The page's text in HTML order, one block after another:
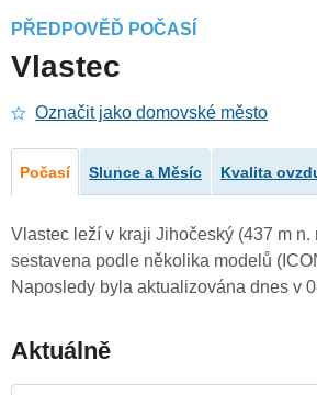
PŘEDPOVĚĎ POČASÍ
Vlastec
Označit jako domovské město
Počasí Slunce a Měsíc Kvalita
Vlastec leží v kraji Jihočeský (437 m n.
sestavena podle několika modelů
Naposledy byla aktualizována dnes v
Aktuálně